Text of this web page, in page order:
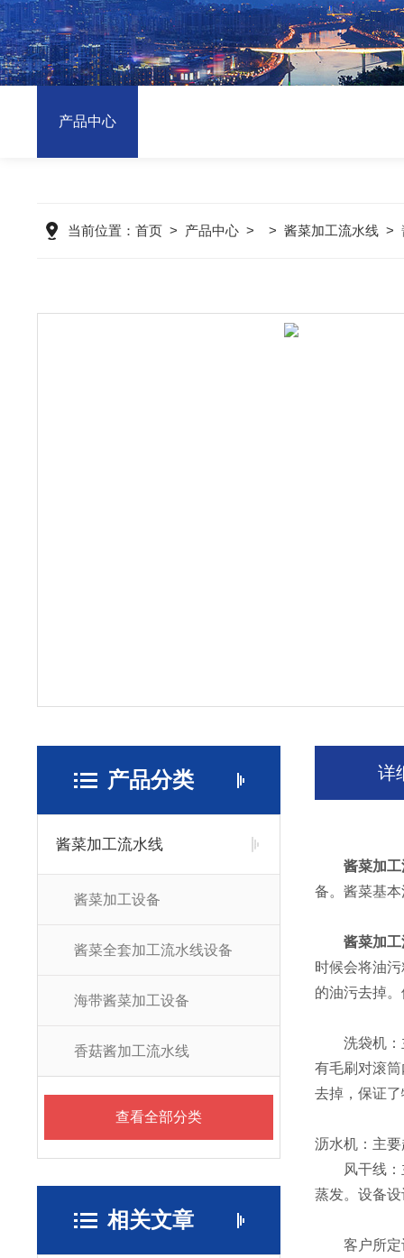
产品中心
当前位置： 首页> 产品中心> > 酱菜加工流水线>
产品分类
酱菜加工流水线
酱菜加工设备
酱菜全套加工流水线设备
海带酱菜加工设备
香菇酱加工流水线
查看全部分类
相关文章
详
酱菜加
备。酱菜基
酱菜加
时候会将油
的油污去掉
洗袋机：主
有毛刷对滚
去掉，保证
沥水机：主
风干线：主
蒸发。设备
客户所定设